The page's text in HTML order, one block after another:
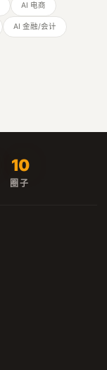
AI 电商
AI 金融/会计
10
圈子